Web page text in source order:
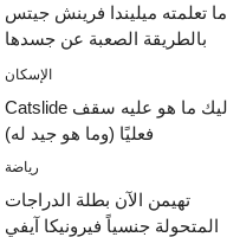
ما تعلمته ميليندا فرينش جيتس
بالطريقة الصعبة عن جسدها
الإسكان
إليك ما هو عليه سقف Catslide
فعليًا (وما هو جيد له)
رياضة
تهيمن الآن بطلة الدراجات
المتحولة جنسياً فيرونيكا آيفي